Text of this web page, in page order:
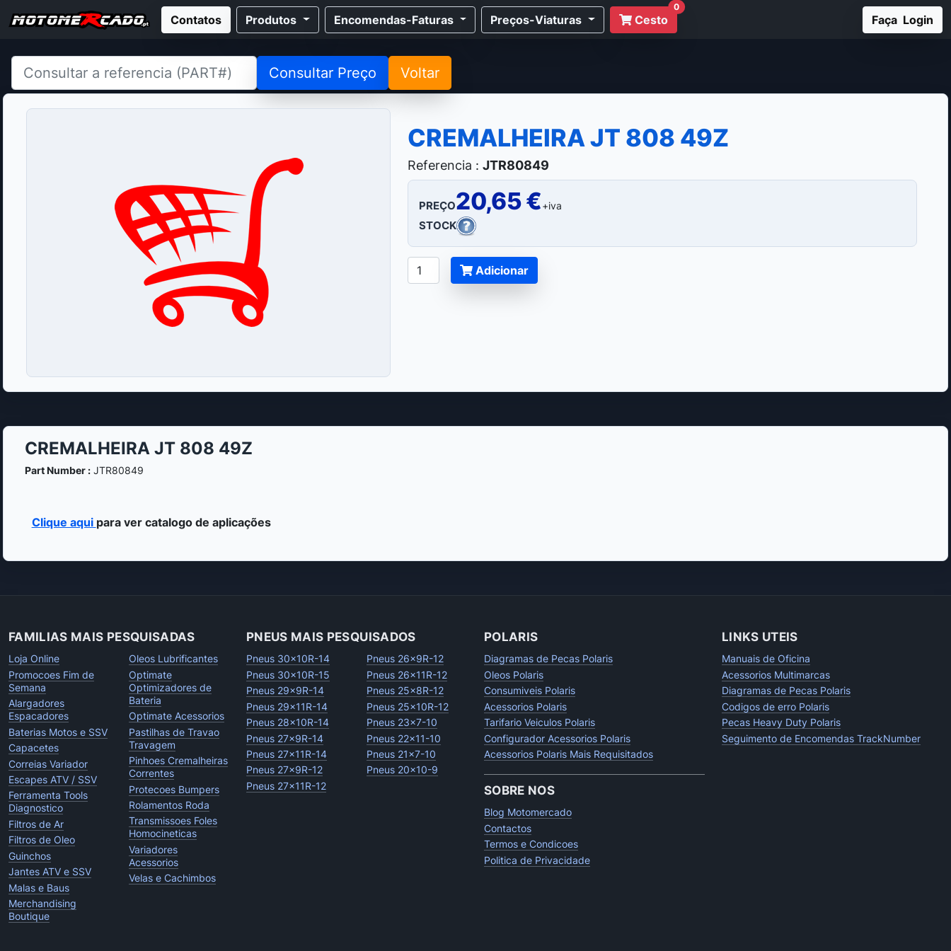
Contatos Produtos Encomendas-Faturas Preços-Viaturas Cesto
0
Faça Login
Consultar Preço Voltar
CREMALHEIRA JT 808 49Z
Referencia : JTR80849
PREÇO20,65 €+iva
STOCK
Adicionar
CREMALHEIRA JT 808 49Z
Part Number :JTR80849
Clique aqui para ver catalogo de aplicações
FAMILIAS MAIS PESQUISADAS
Loja Online
Promocoes Fim de
Semana
Alargadores
Espacadores
Baterias Motos e SSV
Capacetes
Correias Variador
Escapes ATV / SSV
Ferramenta Tools
Diagnostico
Filtros de Ar
Filtros de Oleo
Guinchos
Jantes ATV e SSV
Malas e Baus
Merchandising
Boutique
Oleos Lubrificantes
Optimate
Optimizadores de
Bateria
Optimate Acessorios
Pastilhas de Travao
Travagem
Pinhoes Cremalheiras
Correntes
Protecoes Bumpers
Rolamentos Roda
Transmissoes Foles
Homocineticas
Variadores
Acessorios
Velas e Cachimbos
PNEUS MAIS PESQUISADOS
Pneus 30x10R-14
Pneus 30x10R-15
Pneus 29x9R-14
Pneus 29x11R-14
Pneus 28x10R-14
Pneus 27x9R-14
Pneus 27x11R-14
Pneus 27x9R-12
Pneus 27x11R-12
Pneus 26x9R-12
Pneus 26x11R-12
Pneus 25x8R-12
Pneus 25x10R-12
Pneus 23x7-10
Pneus 22x11-10
Pneus 21x7-10
Pneus 20x10-9
POLARIS
Diagramas de Pecas Polaris
Oleos Polaris
Consumiveis Polaris
Acessorios Polaris
Tarifario Veiculos Polaris
Configurador Acessorios Polaris
Acessorios Polaris Mais Requisitados
SOBRE NOS
Blog Motomercado
Contactos
Termos e Condicoes
Politica de Privacidade
LINKS UTEIS
Manuais de Oficina
Acessorios Multimarcas
Diagramas de Pecas Polaris
Codigos de erro Polaris
Pecas Heavy Duty Polaris
Seguimento de Encomendas TrackNumber